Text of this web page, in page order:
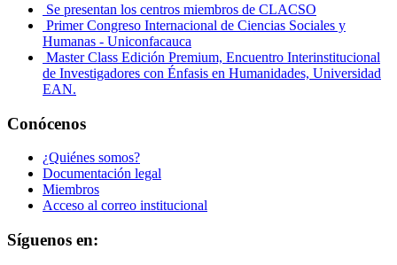
Se presentan los centros miembros de CLACSO
Primer Congreso Internacional de Ciencias Sociales y
Humanas - Uniconfacauca
Master Class Edición Premium, Encuentro Interinstitucional
de Investigadores con Énfasis en Humanidades, Universidad
EAN.
Conócenos
¿Quiénes somos?
Documentación legal
Miembros
Acceso al correo institucional
Síguenos en: